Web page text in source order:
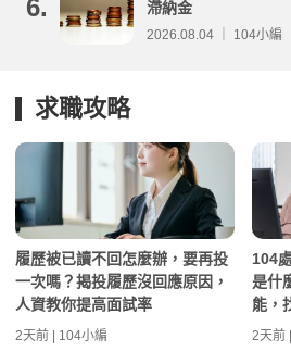
6.
滯納金
2026.08.04 ｜ 104小編
求職攻略
履歷被已讀不回怎麼辦，要再投
一次嗎？揭投履歷沒回應原因，
人資教你提高面試率
2天前 | 104小編
104
是什
能，
2天前